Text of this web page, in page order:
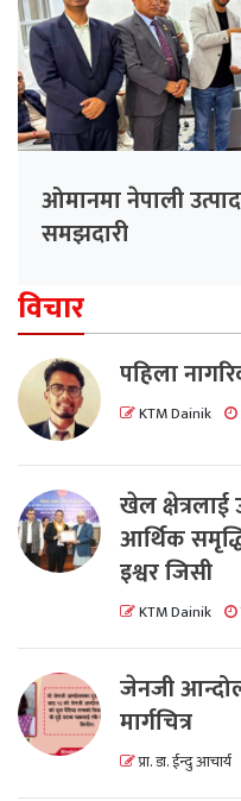
ओमानमा नेपाली
समझदारी
विचार
पहिला
KTM Dainik
खेल क्षेत्रलाई
आर्थिक
इश्वर जिसी
KTM Dainik
जेनजी
मार्गचित्र
प्रा. डा. ईन्दु आचार्य